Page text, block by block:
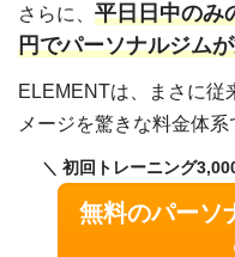
さらに、 平日日中のみ
円でパーソナルジム
ELEMENTは、まさに従
メージを驚きな料金体系
初回トレーニング
無料のパーソ